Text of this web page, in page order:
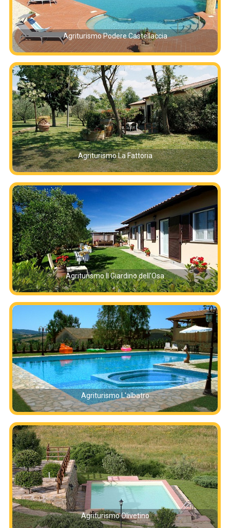
Agriturismo Podere Castellaccia
Agriturismo La Fattoria
Agriturismo Il Giardino dell'Osa
Agriturismo L'albatro
Agriturismo Olivetino